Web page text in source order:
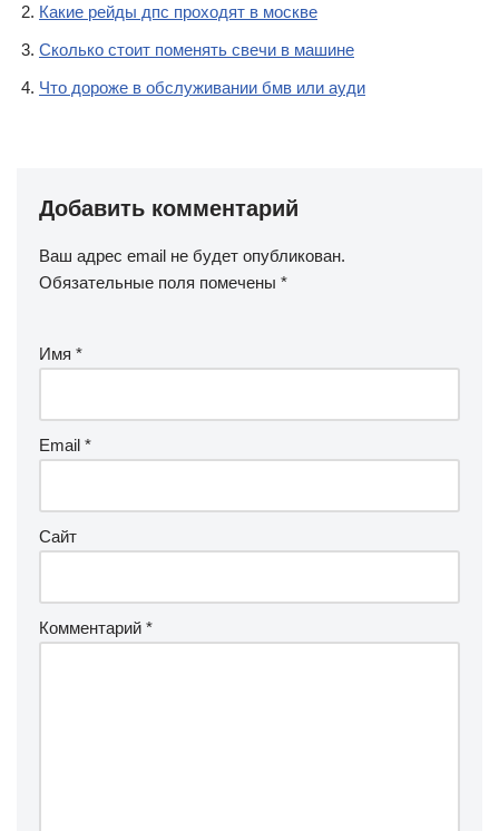
Какие рейды дпс проходят в москве
Сколько стоит поменять свечи в машине
Что дороже в обслуживании бмв или ауди
Добавить комментарий
Ваш адрес email не будет опубликован.
Обязательные поля помечены *
Имя *
Email *
Сайт
Комментарий *